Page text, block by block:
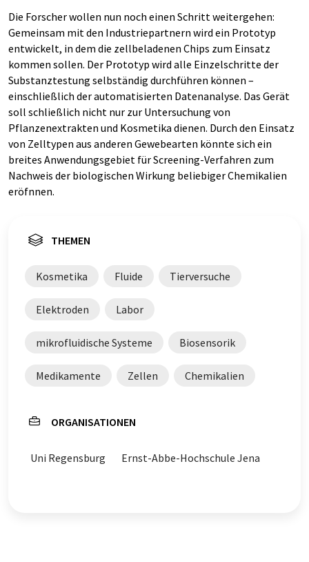
Die Forscher wollen nun noch einen Schritt weitergehen:
Gemeinsam mit den Industriepartnern wird ein Prototyp
entwickelt, in dem die zellbeladenen Chips zum Einsatz
kommen sollen. Der Prototyp wird alle Einzelschritte der
Substanztestung selbständig durchführen können –
einschließlich der automatisierten Datenanalyse. Das Gerät
soll schließlich nicht nur zur Untersuchung von
Pflanzenextrakten und Kosmetika dienen. Durch den Einsatz
von Zelltypen aus anderen Gewebearten könnte sich ein
breites Anwendungsgebiet für Screening-Verfahren zum
Nachweis der biologischen Wirkung beliebiger Chemikalien
eröfnnen.
THEMEN
Kosmetika Fluide Tierversuche
Elektroden Labor
mikrofluidische Systeme Biosensorik
Medikamente Zellen Chemikalien
ORGANISATIONEN
Uni Regensburg Ernst-Abbe-Hochschule Jena